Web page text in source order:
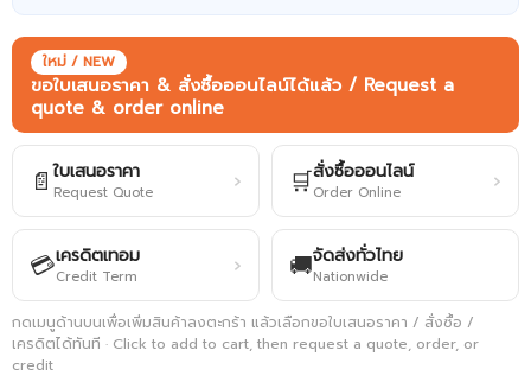
ใหม่ / NEW
ขอใบเสนอราคา & สั่งซื้อออนไลน์ได้แล้ว / Request a
quote & order online
📄 ใบเสนอราคา
Request Quote › 🛒สั่งซื้อออนไลน์
Order Online ›
💳เครดิตเทอม
Credit Term › 🚚จัดส่งทั่วไทย
Nationwide
กดเมนูด้านบนเพื่อเพิ่มสินค้าลงตะกร้า แล้วเลือกขอใบเสนอราคา / สั่งซื้อ /
เครดิตได้ทันที · Click to add to cart, then request a quote, order, or
credit